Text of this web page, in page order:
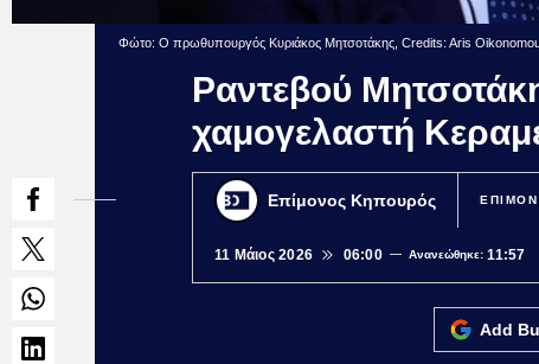
Φώτο: Ο πρωθυπουργός Κυριάκος Μητσοτάκης, Credits: Aris
Ραντεβού
χαμογελαστή
Επίμονος Κηπουρός
11 Μάιος 2026 06:00 Ανανεώθηκε:11:57
Add